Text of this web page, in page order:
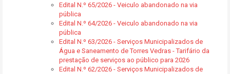
Edital N.º 65/2026 - Veiculo abandonado na via
pública
Edital N.º 64/2026 - Veiculo abandonado na via
pública
Edital N.º 63/2026 - Serviços Municipalizados de
Água e Saneamento de Torres Vedras - Tarifário da
prestação de serviços ao público para 2026
Edital N.º 62/2026 - Serviços Municipalizados de